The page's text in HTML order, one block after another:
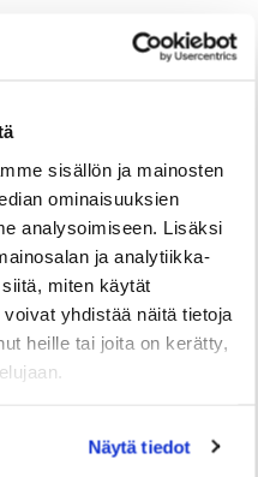
sisällön ja mainosten
ominaisuuksien
analysoimiseen. Lisäksi
ja analytiikka-
miten käytät
yhdistää näitä tietoja
heille tai joita on kerätty,
Näytä tiedot
hakuajat alkavat